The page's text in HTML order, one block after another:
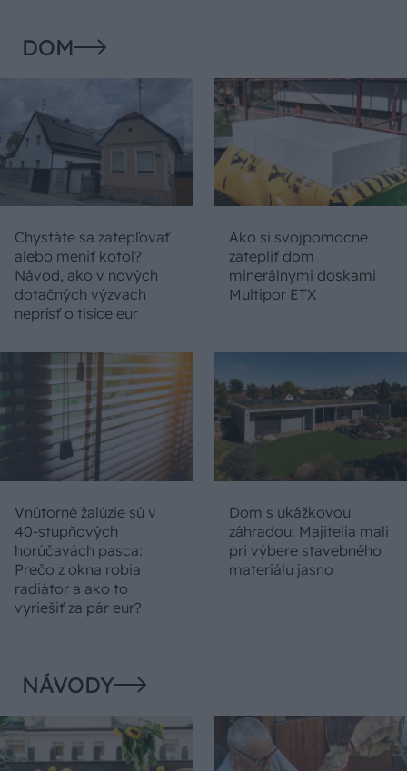
DOM
Chystáte sa zatepľovať
alebo meniť kotol?
Návod, ako v nových
dotačných výzvach
neprísť o tisíce eur
Ako si svojpomocne
zatepliť dom
minerálnymi doskami
Multipor ETX
Vnútorné žalúzie sú v
40-stupňových
horúčavách pasca:
Prečo z okna robia
radiátor a ako to
vyriešiť za pár eur?
Dom s ukážkovou
záhradou: Majitelia mali
pri výbere stavebného
materiálu jasno
NÁVODY